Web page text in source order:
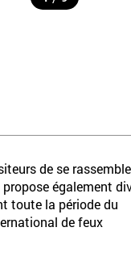
de se
également
toute la période du
de feux